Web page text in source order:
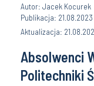
Autor: Jacek Kocurek
Publikacja: 21.08.2023
Aktualizacja:
Absolwenci
Politechniki